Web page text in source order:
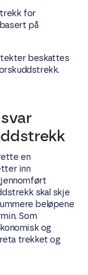
for
på
beskattes
en
inn
skal skje
beløpene
Som
og
trekket og